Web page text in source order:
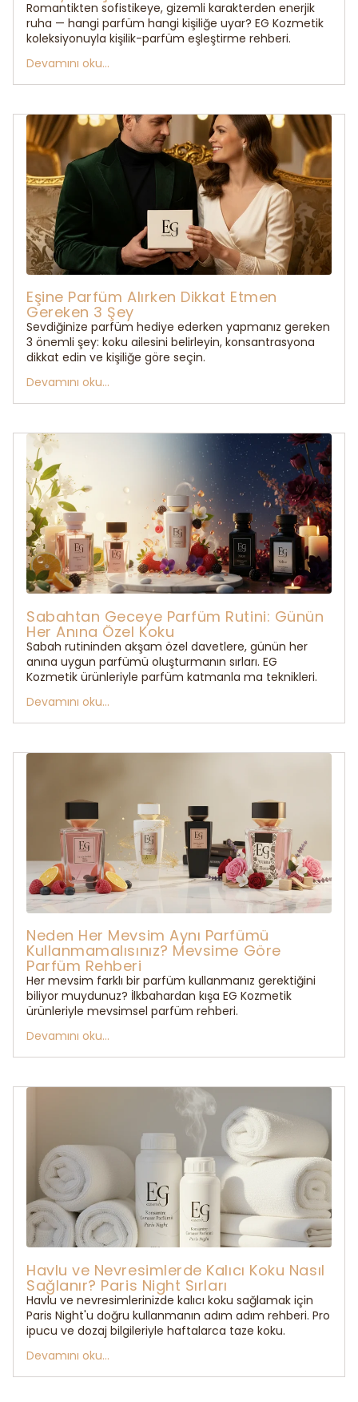
Romantikten sofistikeye, gizemli karakterden enerjik
ruha — hangi parfüm hangi kişiliğe uyar? EG Kozmetik
koleksiyonuyla kişilik-parfüm eşleştirme rehberi.
Devamını oku...
Eşine Parfüm Alırken Dikkat Etmen
Gereken 3 Şey
Sevdiğinize parfüm hediye ederken yapmanız gereken
3 önemli şey: koku ailesini belirleyin, konsantrasyona
dikkat edin ve kişiliğe göre seçin.
Devamını oku...
Sabahtan Geceye Parfüm Rutini: Günün
Her Anına Özel Koku
Sabah rutininden akşam özel davetlere, günün her
anına uygun parfümü oluşturmanın sırları. EG
Kozmetik ürünleriyle parfüm katmanla ma teknikleri.
Devamını oku...
Neden Her Mevsim Aynı Parfümü
Kullanmamalısınız? Mevsime Göre
Parfüm Rehberi
Her mevsim farklı bir parfüm kullanmanız gerektiğini
biliyor muydunuz? İlkbahardan kışa EG Kozmetik
ürünleriyle mevsimsel parfüm rehberi.
Devamını oku...
Havlu ve Nevresimlerde Kalıcı Koku Nasıl
Sağlanır? Paris Night Sırları
Havlu ve nevresimlerinizde kalıcı koku sağlamak için
Paris Night'u doğru kullanmanın adım adım rehberi. Pro
ipucu ve dozaj bilgileriyle haftalarca taze koku.
Devamını oku...